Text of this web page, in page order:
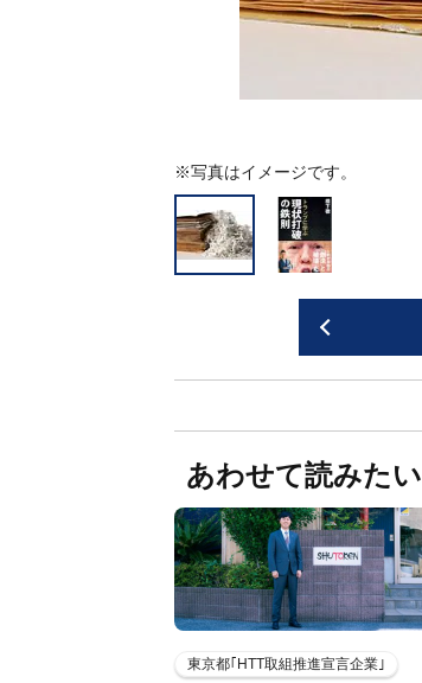
※写真はイメージです。
あわせて読みたい
東京都｢HTT取組推進宣言企業｣